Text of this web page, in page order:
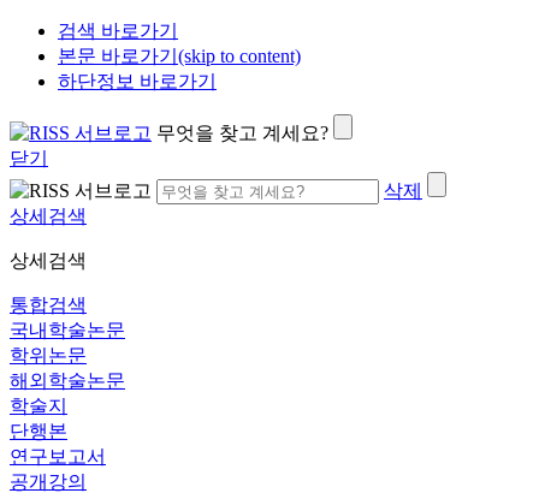
검색 바로가기
본문 바로가기(skip to content)
하단정보 바로가기
무엇을 찾고 계세요?
닫기
삭제
상세검색
상세검색
통합검색
국내학술논문
학위논문
해외학술논문
학술지
단행본
연구보고서
공개강의